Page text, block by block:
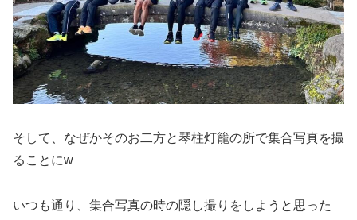
そして、なぜかそのお二方と琴柱灯籠の所で集合写真を撮
ることにw
いつも通り、集合写真の時の隠し撮りをしようと思った